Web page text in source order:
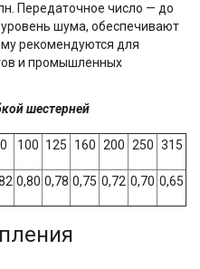
Передаточное число — до
шума, обеспечивают
рекомендуются для
и промышленных
шестерней
100 125 160 200 250 315
0,80 0,78 0,75 0,72 0,70 0,65